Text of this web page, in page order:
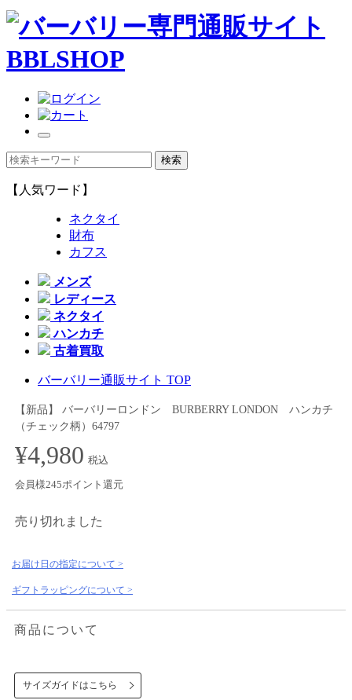
【人気ワード】
ネクタイ
財布
カフス
メンズ
レディース
ネクタイ
ハンカチ
古着買取
バーバリー通販サイト TOP
【新品】 バーバリーロンドン BURBERRY LONDON ハンカチ
（チェック柄）64797
¥4,980 税込
会員様245ポイント還元
売り切れました
お届け日の指定について >
ギフトラッピングについて >
商品について
サイズガイドはこちら